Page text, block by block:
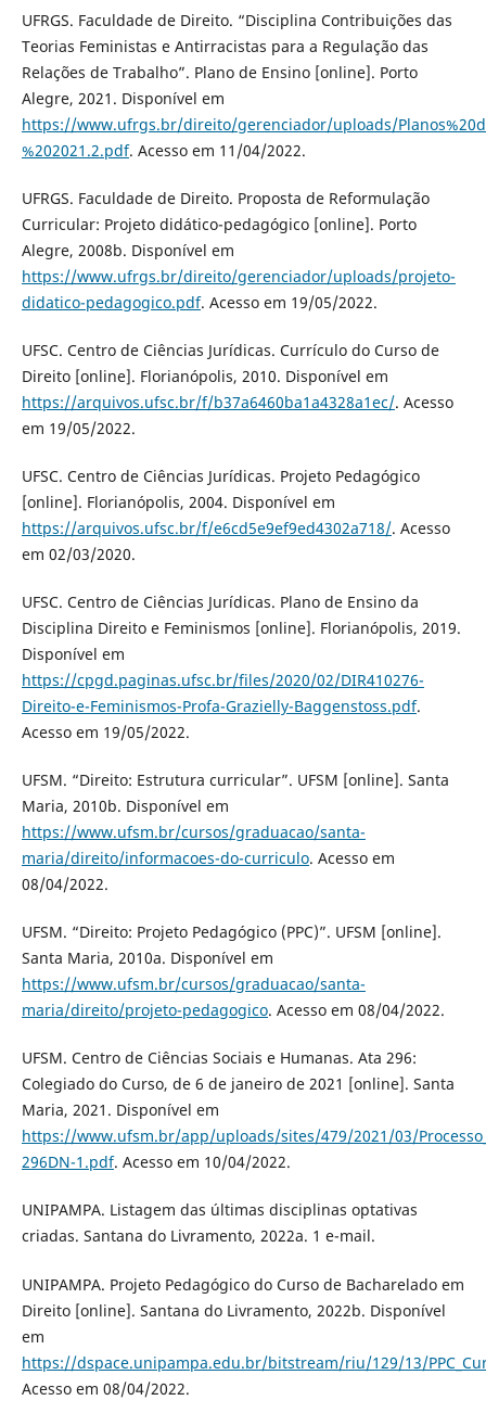
UFRGS. Faculdade de Direito. “Disciplina Contribuições das
Teorias Feministas e Antirracistas para a Regulação das
Relações de Trabalho”. Plano de Ensino [online]. Porto
Alegre, 2021. Disponível em
https://www.ufrgs.br/direito/gerenciador/uploads/
%202021.2.pdf. Acesso em 11/04/2022.
UFRGS. Faculdade de Direito. Proposta de Reformulação
Curricular: Projeto didático-pedagógico [online]. Porto
Alegre, 2008b. Disponível em
https://www.ufrgs.br/direito/gerenciador/uploads/projeto-
didatico-pedagogico.pdf. Acesso em 19/05/2022.
UFSC. Centro de Ciências Jurídicas. Currículo do Curso de
Direito [online]. Florianópolis, 2010. Disponível em
https://arquivos.ufsc.br/f/b37a6460ba1a4328a1ec/. Acesso
em 19/05/2022.
UFSC. Centro de Ciências Jurídicas. Projeto Pedagógico
[online]. Florianópolis, 2004. Disponível em
https://arquivos.ufsc.br/f/e6cd5e9ef9ed4302a718/. Acesso
em 02/03/2020.
UFSC. Centro de Ciências Jurídicas. Plano de Ensino da
Disciplina Direito e Feminismos [online]. Florianópolis, 2019.
Disponível em
https://cpgd.paginas.ufsc.br/files/2020/02/DIR410276-
Direito-e-Feminismos-Profa-Grazielly-Baggenstoss.pdf.
Acesso em 19/05/2022.
UFSM. “Direito: Estrutura curricular”. UFSM [online]. Santa
Maria, 2010b. Disponível em
https://www.ufsm.br/cursos/graduacao/santa-
maria/direito/informacoes-do-curriculo. Acesso em
08/04/2022.
UFSM. “Direito: Projeto Pedagógico (PPC)”. UFSM [online].
Santa Maria, 2010a. Disponível em
https://www.ufsm.br/cursos/graduacao/santa-
maria/direito/projeto-pedagogico. Acesso em 08/04/2022.
UFSM. Centro de Ciências Sociais e Humanas. Ata 296:
Colegiado do Curso, de 6 de janeiro de 2021 [online]. Santa
Maria, 2021. Disponível em
https://www.ufsm.br/app/uploads/sites/479/2021/03/
296DN-1.pdf. Acesso em 10/04/2022.
UNIPAMPA. Listagem das últimas disciplinas optativas
criadas. Santana do Livramento, 2022a. 1 e-mail.
UNIPAMPA. Projeto Pedagógico do Curso de Bacharelado em
Direito [online]. Santana do Livramento, 2022b. Disponível
em
https://dspace.unipampa.edu.br/bitstream/riu/129/13/
Acesso em 08/04/2022.